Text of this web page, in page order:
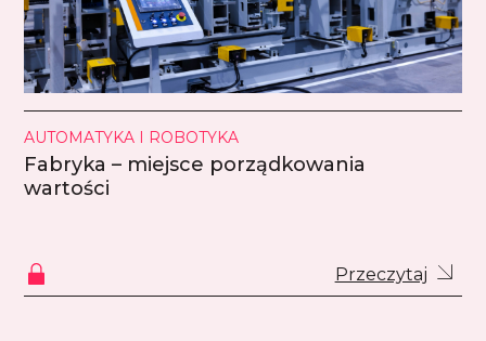
AUTOMATYKA I ROBOTYKA
Fabryka – miejsce porządkowania
wartości
Przeczytaj